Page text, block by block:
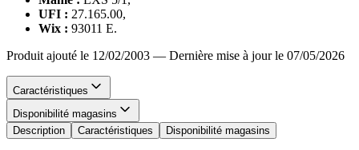
UFI : 27.165.00,
Wix : 93011 E.
Produit ajouté le 12/02/2003 — Dernière mise à jour le 07/05/2026
Caractéristiques
Disponibilité magasins
Description
Caractéristiques Disponibilité magasins